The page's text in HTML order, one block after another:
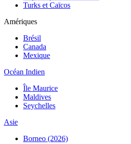
Turks et Caïcos
Amériques
Brésil
Canada
Mexique
Océan Indien
Île Maurice
Maldives
Seychelles
Asie
Borneo (2026)